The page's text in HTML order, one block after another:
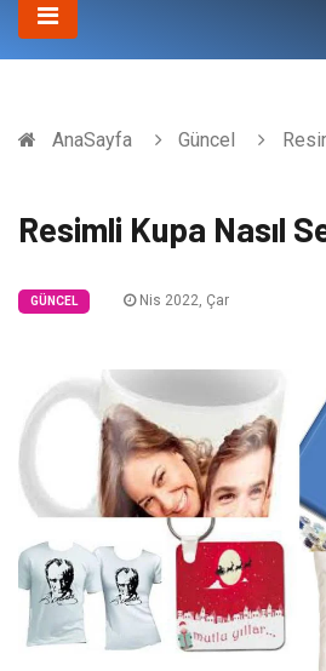
AnaSayfa Güncel
Resimli Kupa Nasıl
GÜNCEL Nis 2022, Çar